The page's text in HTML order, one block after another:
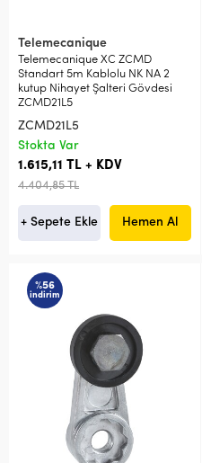
Telemecanique
Telemecanique XC ZCMD
Standart 5m Kablolu NK NA 2
kutup Nihayet Şalteri Gövdesi
ZCMD21L5
ZCMD21L5
Stokta Var
1.615,11 TL + KDV
4.404,85 TL
+ Sepete Ekle Hemen Al
%56
indirim